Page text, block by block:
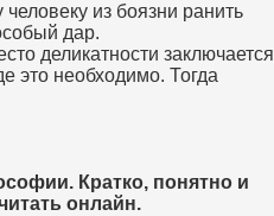
из боязни ранить
дар.
деликатности заключается
это необходимо. Тогда
Кратко, понятно и
онлайн.